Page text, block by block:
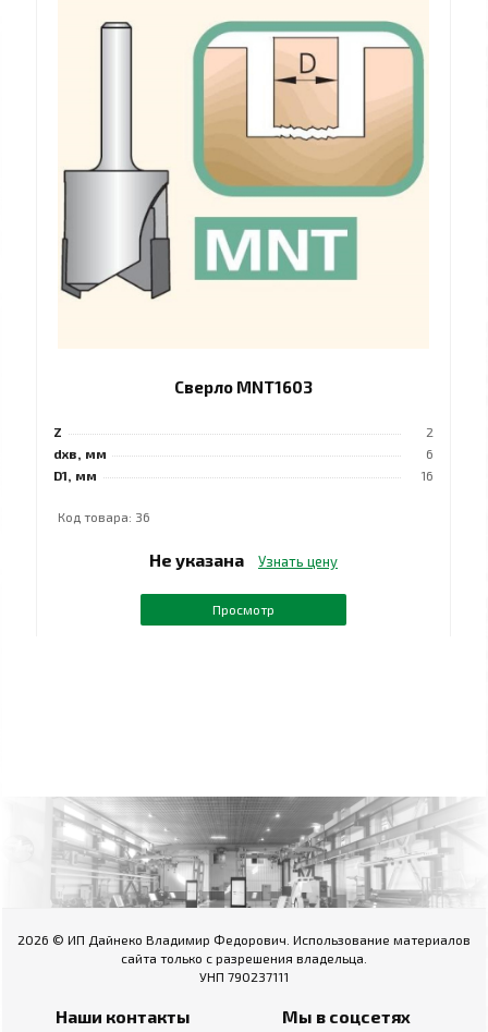
Сверло MNT1603
Z
2
dхв, мм
6
D1, мм
16
Код товара: 36
Не указана Узнать цену
Просмотр
2026 © ИП Дайнеко Владимир Федорович. Использование материалов
сайта только с разрешения владельца.
УНП 790237111
Наши контакты Мы в соцсетях